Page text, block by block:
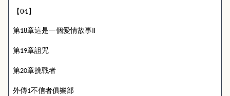
【04】
第18章這是一個愛情故事Ⅱ
第19章詛咒
第20章挑戰者
外傳1不信者俱樂部